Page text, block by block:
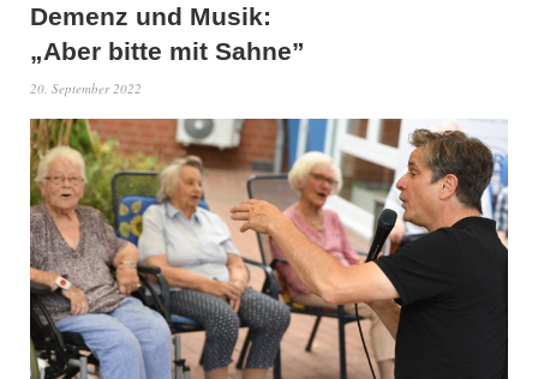
Demenz und Musik:
„Aber bitte mit Sahne”
20. September 2022